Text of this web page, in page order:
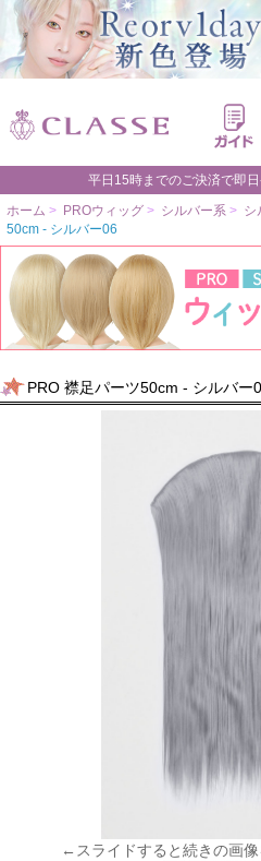
平日15時までのご決済で即
ホーム > PROウィッグ > シルバー系 > シ
50cm - シルバー06
PRO 襟足パーツ50cm - シルバー
←スライドすると続きの画